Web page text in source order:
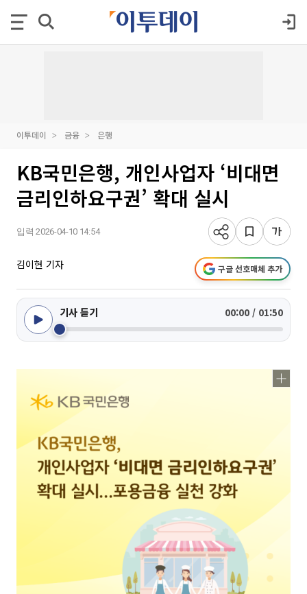
이투데이 금융 은행
KB국민은행, 개인사업자 ‘비대면
금리인하요구권’ 확대 실시
입력 2026-04-10 14:54
김이현 기자 구글 선호매체 추가
기사 듣기 00:00 / 01:50